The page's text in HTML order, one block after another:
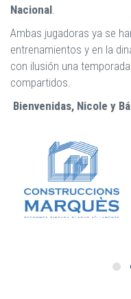
Nacional.
Ambas jugadoras ya se
entrenamientos y en la
con ilusión una
compartidos.
Bienvenidas, Nicole y